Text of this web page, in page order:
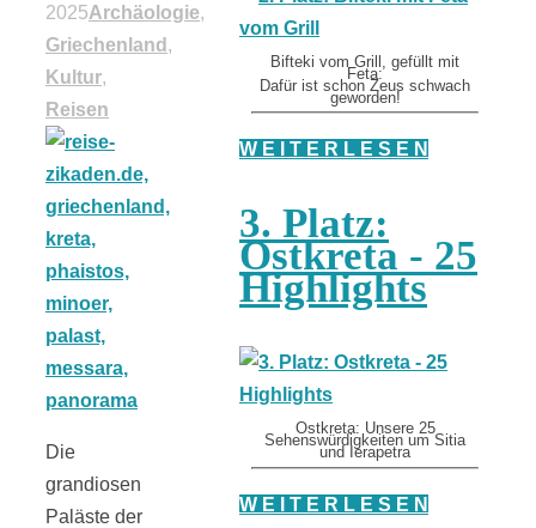
2025Archäologie,
Griechenland ,
Kultur,
Reisen
Die
grandiosen
Paläste der
Bifteki vom Grill, gefüllt mit
Feta:
Dafür ist schon Zeus schwach
geworden!
W E I T E R L E S E N
3. Platz:
Ostkreta - 25
Highlights
Ostkreta: Unsere 25
Sehenswürdigkeiten um Sitia
und Ierapetra
W E I T E R L E S E N